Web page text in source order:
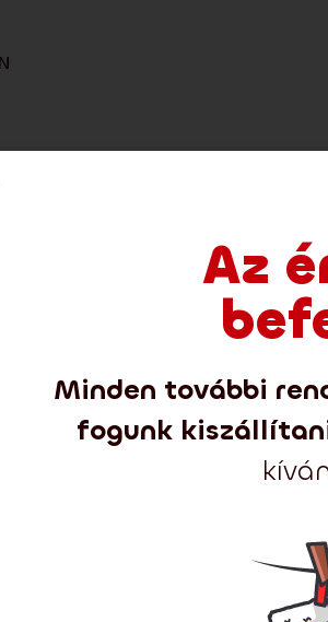
ültetéséhez az egy műfenyő
Az
Minden további
fogunk